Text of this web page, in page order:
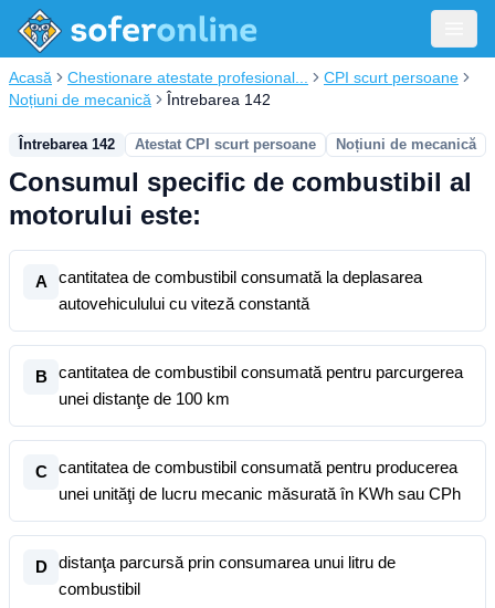
Acasă Chestionare atestate profesional...
CPI scurt persoane
Noțiuni de mecanică
Întrebarea 142
Întrebarea 142 Atestat CPI scurt persoane Noțiuni de mecanică
Consumul specific de combustibil al
motorului este:
A
cantitatea de combustibil consumată la deplasarea
autovehiculului cu viteză constantă
B
cantitatea de combustibil consumată pentru parcurgerea
unei distanţe de 100 km
C
cantitatea de combustibil consumată pentru producerea
unei unităţi de lucru mecanic măsurată în KWh sau CPh
D
distanţa parcursă prin consumarea unui litru de
combustibil